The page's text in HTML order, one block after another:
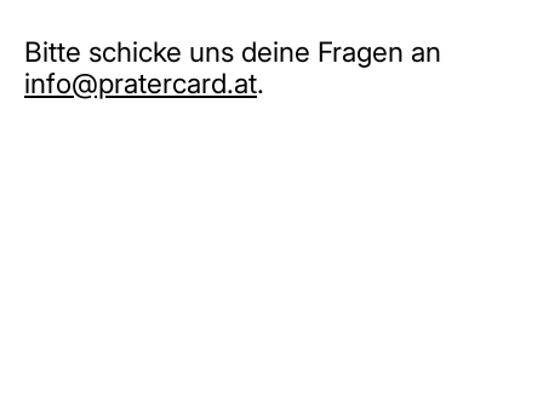
Bitte schicke uns deine Fragen an
info@pratercard.at.